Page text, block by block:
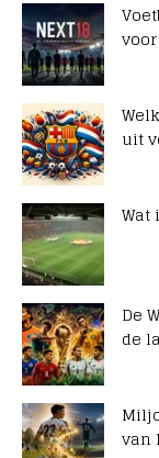
uit
Wat
De
de
van